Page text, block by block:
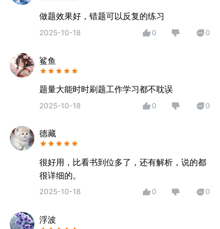
做题效果好，错题可以反复的练习
2025-10-18 0 0
鲨鱼
题量大能时时刷题工作学习都不耽误
2025-10-18 0 0
德藏
很好用，比看书到位多了，还有解析，说的都
很详细的。
2025-10-18 0 0
浮波